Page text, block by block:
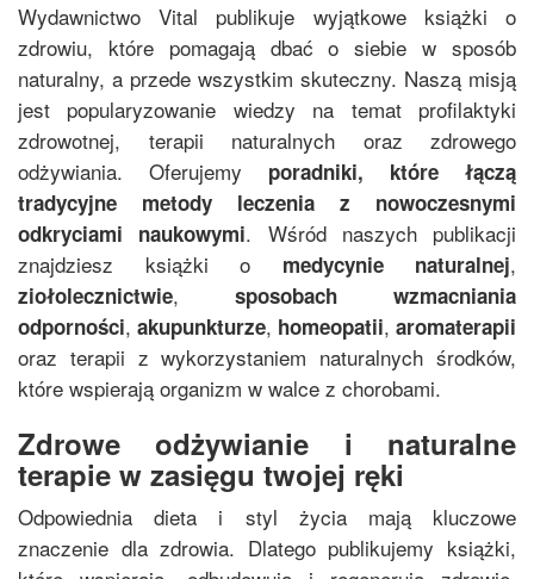
Wydawnictwo Vital publikuje wyjątkowe książki o
zdrowiu, które pomagają dbać o siebie w sposób
naturalny, a przede wszystkim skuteczny. Naszą misją
jest popularyzowanie wiedzy na temat profilaktyki
zdrowotnej, terapii naturalnych oraz zdrowego
odżywiania. Oferujemy poradniki, które łączą
tradycyjne metody leczenia z nowoczesnymi
odkryciami naukowymi. Wśród naszych publikacji
znajdziesz książki o medycynie naturalnej,
ziołolecznictwie, sposobach wzmacniania
odporności, akupunkturze, homeopatii, aromaterapii
oraz terapii z wykorzystaniem naturalnych środków,
które wspierają organizm w walce z chorobami.
Zdrowe odżywianie i naturalne
terapie w zasięgu twojej ręki
Odpowiednia dieta i styl życia mają kluczowe
znaczenie dla zdrowia. Dlatego publikujemy książki,